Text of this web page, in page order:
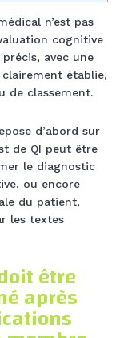
n’est pas
cognitive
avec une
établie,
de classement.
d’abord sur
de QI peut être
le diagnostic
ou encore
du patient,
les textes
être
après